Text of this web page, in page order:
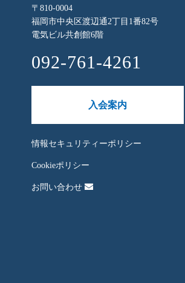
〒810-0004
福岡市中央区渡辺通2丁目1番82号
電気ビル共創館6階
092-761-4261
入会案内
情報セキュリティーポリシー
Cookieポリシー
お問い合わせ